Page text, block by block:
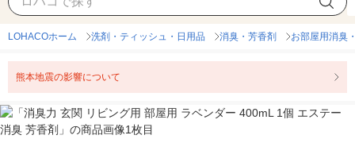
LOHACOホーム 洗剤・ティッシュ・日用品 消臭・芳香剤 お部屋用消臭
熊本地震の影響について